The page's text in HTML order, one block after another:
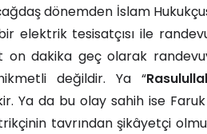
dönemden İslam
elektrik tesisatçısı ile
dakika geç olarak
değildir. Ya “
Ya da bu olay sahih ise
tavrından şikâyetçi